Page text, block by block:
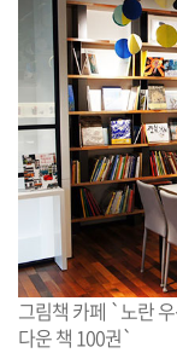
그림책 카페 `노란
다운 책 100권`